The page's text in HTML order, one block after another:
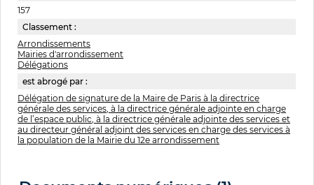
157
Classement :
Arrondissements
Mairies d'arrondissement
Délégations
est abrogé par :
Délégation de signature de la Maire de Paris à la directrice
générale des services, à la directrice générale adjointe en charge
de l’espace public, à la directrice générale adjointe des services et
au directeur général adjoint des services en charge des services à
la population de la Mairie du 12e arrondissement